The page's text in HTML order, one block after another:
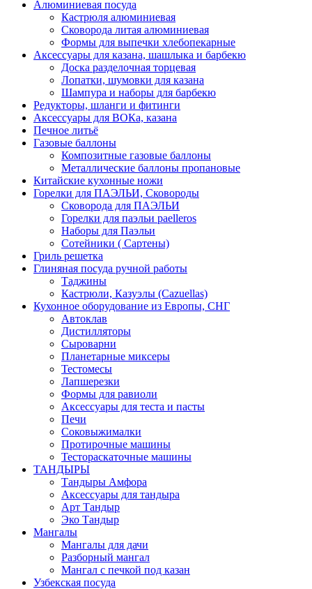
Алюминиевая посуда
Кастрюля алюминиевая
Сковорода литая алюминиевая
Формы для выпечки хлебопекарные
Аксессуары для казана, шашлыка и барбекю
Доска разделочная торцевая
Лопатки, шумовки для казана
Шампура и наборы для барбекю
Редукторы, шланги и фитинги
Аксессуары для ВОКа, казана
Печное литьё
Газовые баллоны
Композитные газовые баллоны
Металлические баллоны пропановые
Китайские кухонные ножи
Горелки для ПАЭЛЬИ, Сковороды
Сковорода для ПАЭЛЬИ
Горелки для паэльи paelleros
Наборы для Паэльи
Сотейники ( Сартены)
Гриль решетка
Глиняная посуда ручной работы
Таджины
Кастрюли, Казуэлы (Cazuellas)
Кухонное оборудование из Европы, СНГ
Автоклав
Дистилляторы
Сыроварни
Планетарные миксеры
Тестомесы
Лапшерезки
Формы для равиоли
Аксессуары для теста и пасты
Печи
Соковыжималки
Протирочные машины
Тестораскаточные машины
ТАНДЫРЫ
Тандыры Амфора
Аксессуары для тандыра
Арт Тандыр
Эко Тандыр
Мангалы
Мангалы для дачи
Разборный мангал
Мангал с печкой под казан
Узбекская посуда